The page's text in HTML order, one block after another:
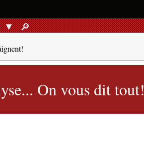
RECHERCHER
🔎︎
On vous dit tout!